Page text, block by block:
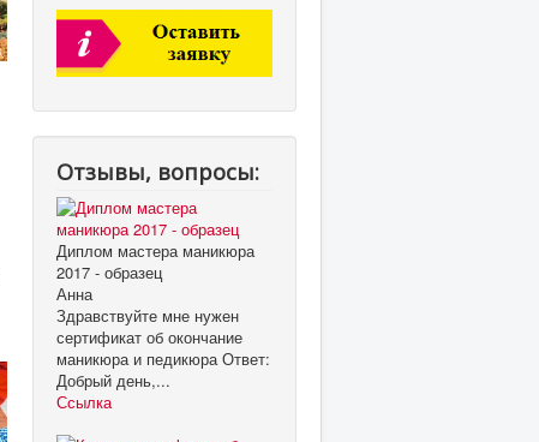
Отзывы, вопросы:
Диплом мастера маникюра
2017 - образец
Анна
Здравствуйте мне нужен
сертификат об окончание
маникюра и педикюра Ответ:
Добрый день,...
Ссылка